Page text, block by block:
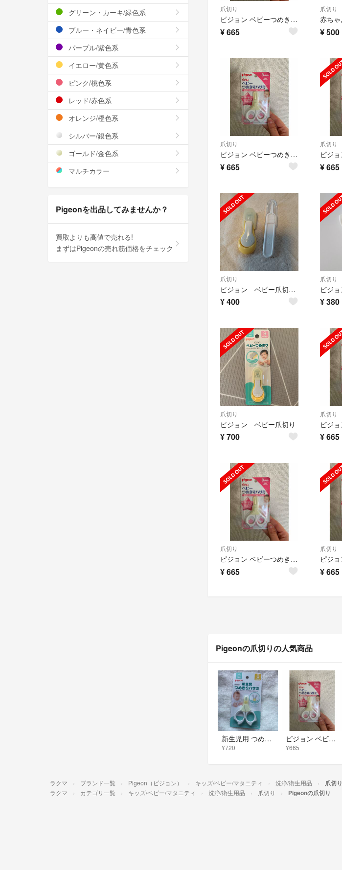
爪切り
ピジョン ベビーつめきりハサミ。 ##140
¥665
爪切り
¥500
爪切り
ピジョン ベビーつめきりハサミ 3ヶ月から #140
¥665
爪切り
¥665
爪切り
ピジョン ベビー爪切り ピンセット
¥400
爪切り
¥380
爪切り
ピジョン ベビー爪切り
¥700
爪切り
¥665
爪切り
ピジョン ベビーつめきりハサミ 3ヶ月から ##140
¥665
爪切り
¥665
Pigeonの爪切りの人気商品
新生児用 つめきりハサミ
¥720
ピジョン ベビーつめきりハサミ。 ##140
¥665
グリーン・カーキ/緑色系
ブルー・ネイビー/青色系
パープル/紫色系
イエロー/黄色系
ピンク/桃色系
レッド/赤色系
オレンジ/橙色系
シルバー/銀色系
ゴールド/金色系
マルチカラー
Pigeonを出品してみませんか？
買取よりも高値で売れる!
まずはPigeonの売れ筋価格をチェック
ラクマ ブランド一覧 Pigeon（ピジョン） キッズ/ベビー/マタニティ 洗浄/衛生用品 爪切り
ラクマ カテゴリ一覧 キッズ/ベビー/マタニティ 洗浄/衛生用品 爪切り Pigeonの爪切り